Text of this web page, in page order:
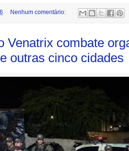
Nenhum comentário:
Venatrix combate
outras cinco cidades